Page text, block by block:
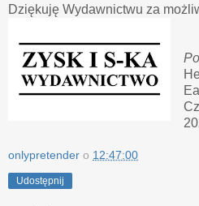
Dziękuję Wydawnictwu za
onlypretender o 12:47:00
Udostępnij